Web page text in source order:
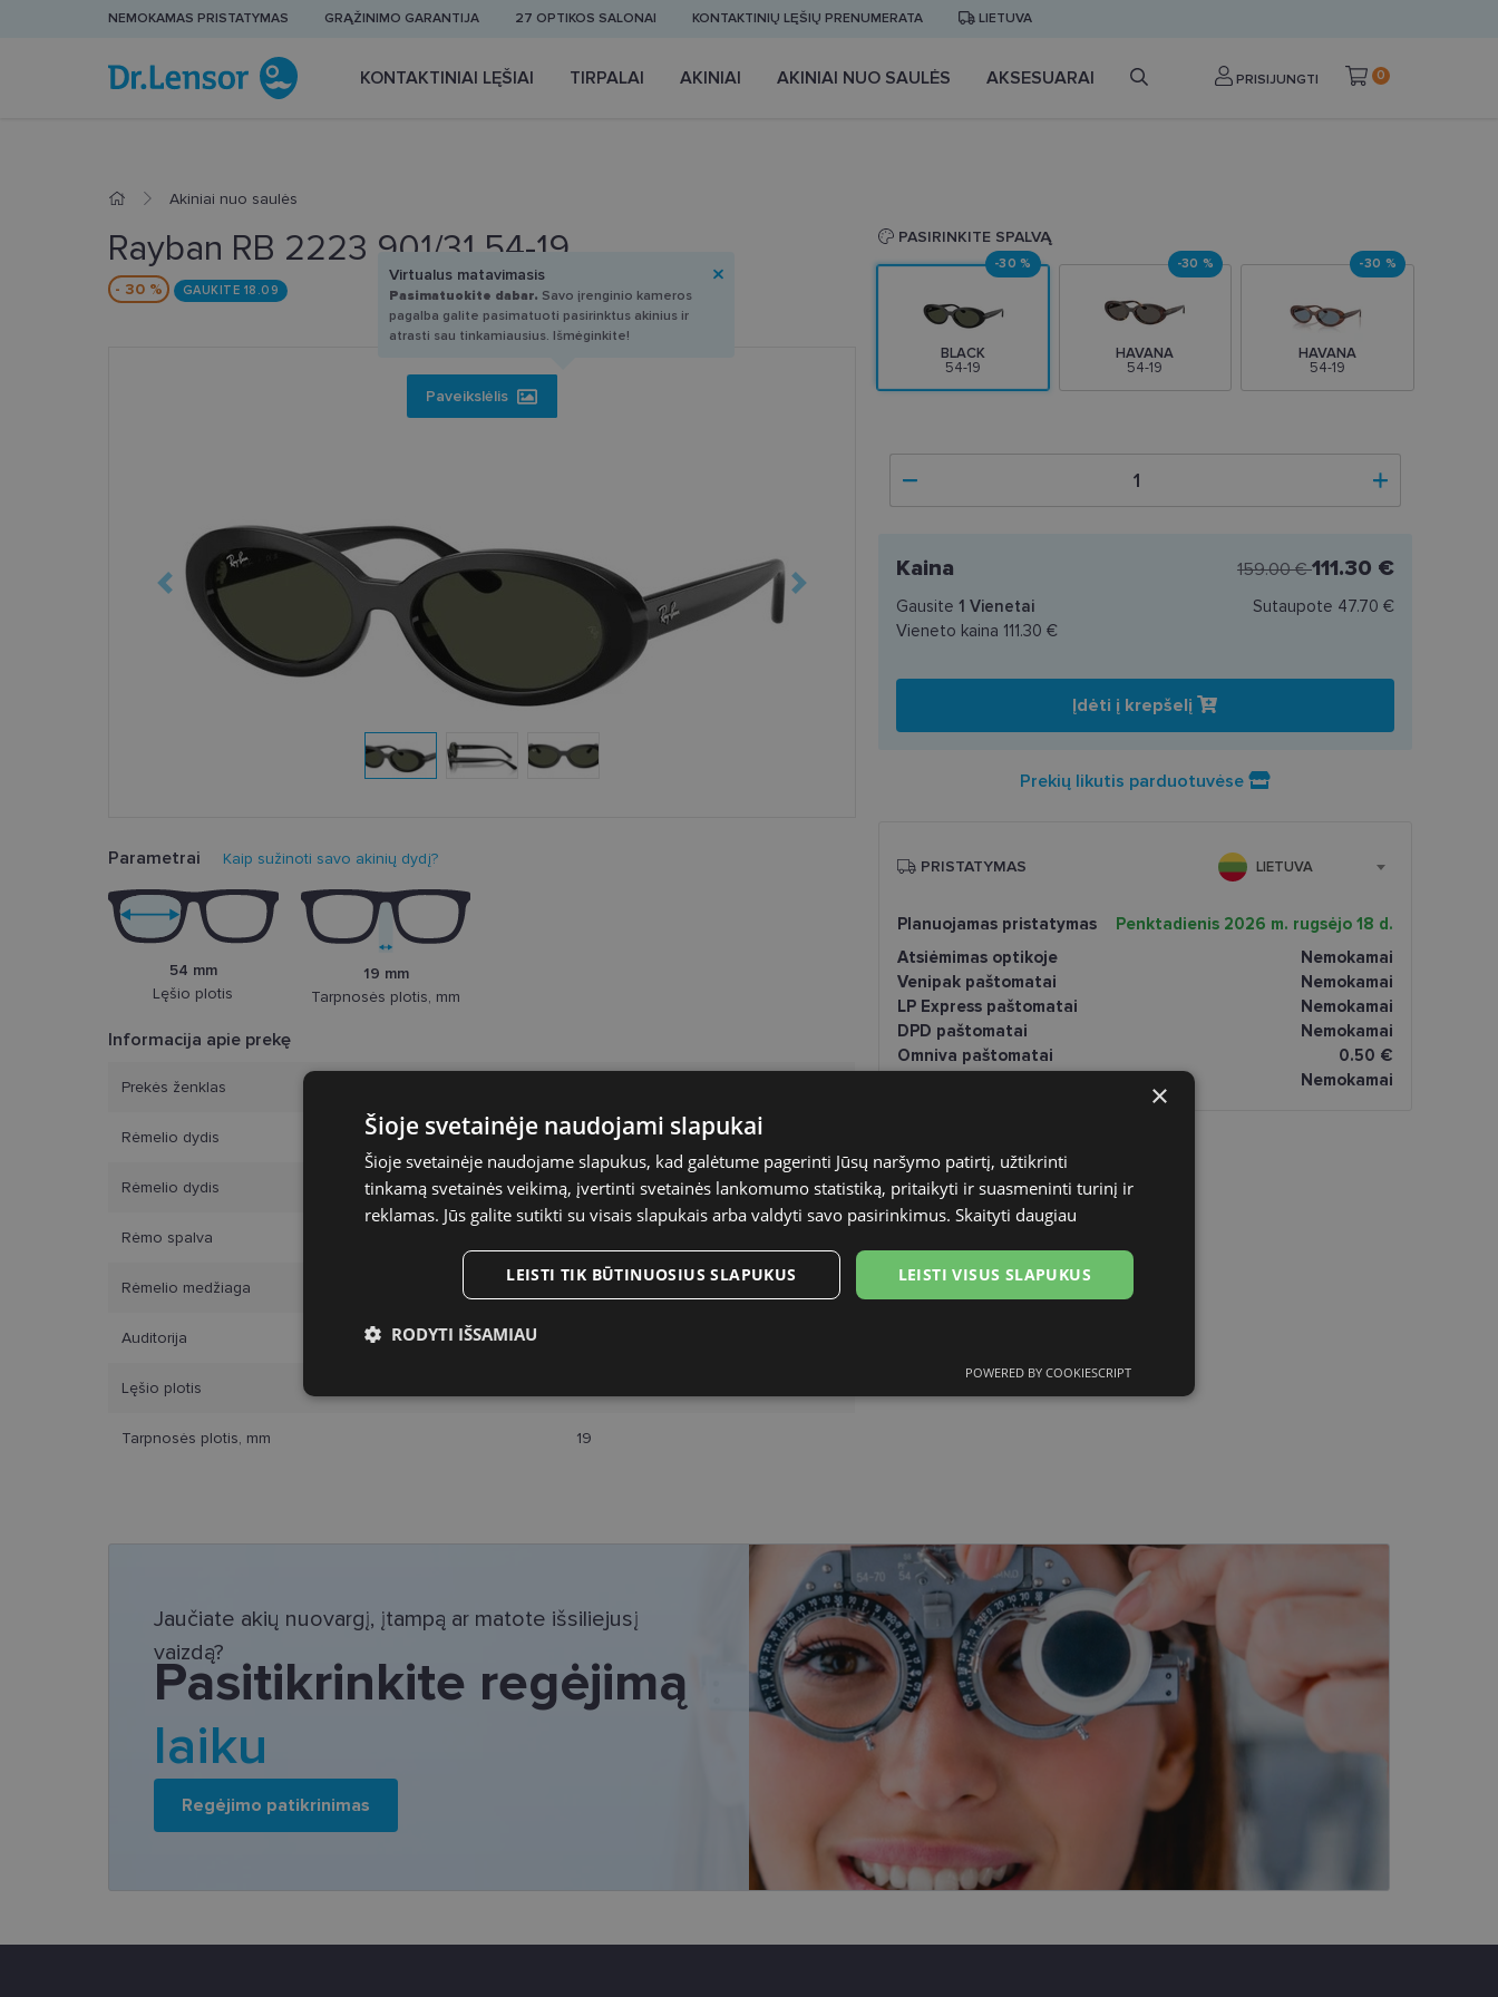
NEMOKAMAS PRISTATYMAS GRĄŽINIMO GARANTIJA 27 OPTIKOS SALONAI KONTAKTINIŲ LĘŠIŲ PRENUMERATA LIETUVA
KONTAKTINIAI LĘŠIAI TIRPALAI AKINIAI AKINIAI NUO SAULĖS AKSESUARAI PRISIJUNGTI 0
Akiniai nuo saulės
Rayban RB 2223 901/31 54-19
- 30 % GAUKITE 18.09
Paveikslėlis
Virtualus matavimasis
Pasimatuokite dabar. Savo įrenginio kameros
pagalba galite pasimatuoti pasirinktus akinius ir
atrasti sau tinkamiausius. Išmėginkite!
Parametrai Kaip sužinoti savo akinių dydį?
54 mm
Lęšio plotis
19 mm
Tarpnosės plotis, mm
Informacija apie prekę
Prekės ženklas
Rėmelio dydis 54-19
Rėmelio dydis L
Rėmo spalva
Rėmelio medžiaga
Auditorija
Lęšio plotis
Tarpnosės plotis, mm 19
PASIRINKITE SPALVĄ
BLACK
54-19
-30 %
HAVANA
54-19
-30 %
HAVANA
54-19
-30 %
Kaina 159.00 €111.30 €
Gausite 1 Vienetai
Vieneto kaina 111.30 €
Sutaupote 47.70 €
Įdėti į krepšelį
Prekių likutis parduotuvėse
PRISTATYMAS LIETUVA
Planuojamas pristatymas
Penktadienis 2026 m. rugsėjo 18 d.
Atsiėmimas optikoje
Nemokamai
Venipak paštomatai
Nemokamai
LP Express paštomatai
Nemokamai
DPD paštomatai
Nemokamai
Omniva paštomatai
0.50 €
Nemokamai
Jaučiate akių nuovargį, įtampą ar matote išsiliejusį
vaizdą?
Pasitikrinkite regėjimą
laiku
Regėjimo patikrinimas
×
Šioje svetainėje naudojami slapukai
Šioje svetainėje naudojame slapukus, kad galėtume pagerinti Jūsų naršymo patirtį, užtikrinti
tinkamą svetainės veikimą, įvertinti svetainės lankomumo statistiką, pritaikyti ir suasmeninti turinį ir
reklamas. Jūs galite sutikti su visais slapukais arba valdyti savo pasirinkimus. Skaityti daugiau
LEISTI VISUS SLAPUKUS
LEISTI TIK BŪTINUOSIUS SLAPUKUS
RODYTI IŠSAMIAU
Funkciniai slapukai
Šie slapukai yra būtini, kad galėtumėte naršyti svetainės turinį bei naudotis jo funkcijomis. Šie slapukai atpažįsta Jūsų įrenginį,
tačiau neatskleidžia Jūsų tapatybės, taip pat nerenka informacijos. Be šių slapukų tinklalapis neveiks tinkamai. Šie slapukai
saugomi Jūsų įrenginyje, kol slapukai atlieka savo funkcijas, bet ne ilgiau kaip dvejus metus.
Pavadinimas
Teikėjas/
Domenas
Galiojimas Aprašymas
Šis slapukas yra susietas su „Django“ žiniatinklio kūrimo platforma,
skirta „Python“. Jis sukurtas siekiant apsaugoti svetainę nuo tam tikro
shipping_country
Slapukas naudojamas unikaliems vartotojams atskirti, atsitiktinai
sugeneruotą numerį priskiriant kliento identifikatoriui. Patobulinant
svetainės našumą ir funkcionalumą, ji yra naudojama vartotojo
CookieScriptConsent
CookieScript
11 mėnesį
Šį slapuką „Cookie-Script.com“ paslauga naudoja lankytojų slapukų
POWERED BY COOKIESCRIPT